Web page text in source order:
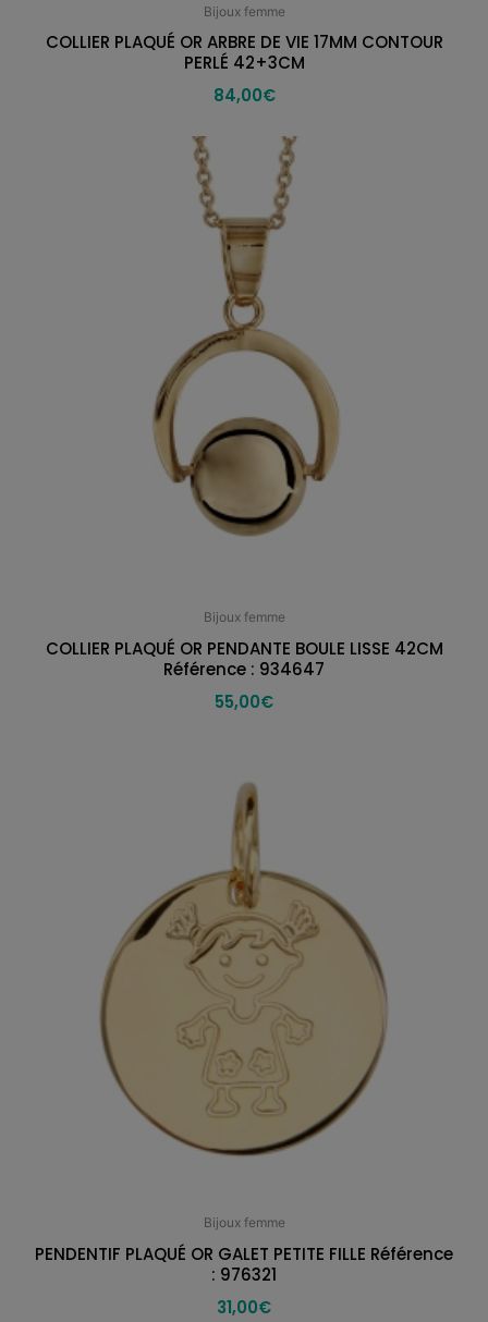
Bijoux femme
COLLIER PLAQUÉ OR ARBRE DE VIE 17MM CONTOUR
PERLÉ 42+3CM
84,00€
Bijoux femme
COLLIER PLAQUÉ OR PENDANTE BOULE LISSE 42CM
Référence : 934647
55,00€
Bijoux femme
PENDENTIF PLAQUÉ OR GALET PETITE FILLE Référence
: 976321
31,00€